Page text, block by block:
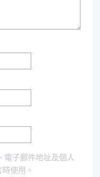
電子郵件地址及個人
使用。